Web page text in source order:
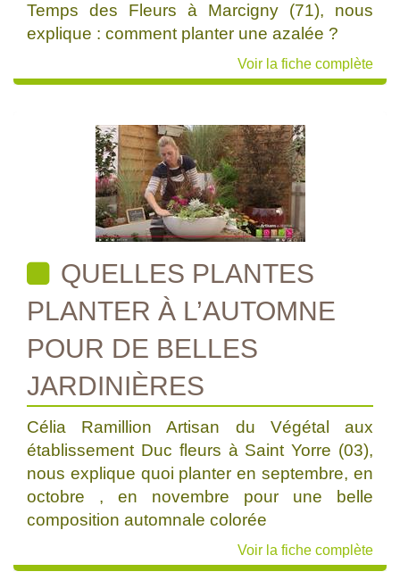
Temps des Fleurs à Marcigny (71), nous
explique : comment planter une azalée ?
Voir la fiche complète
QUELLES PLANTES
PLANTER À L’AUTOMNE
POUR DE BELLES
JARDINIÈRES
Célia Ramillion Artisan du Végétal aux
établissement Duc fleurs à Saint Yorre (03),
nous explique quoi planter en septembre, en
octobre , en novembre pour une belle
composition automnale colorée
Voir la fiche complète